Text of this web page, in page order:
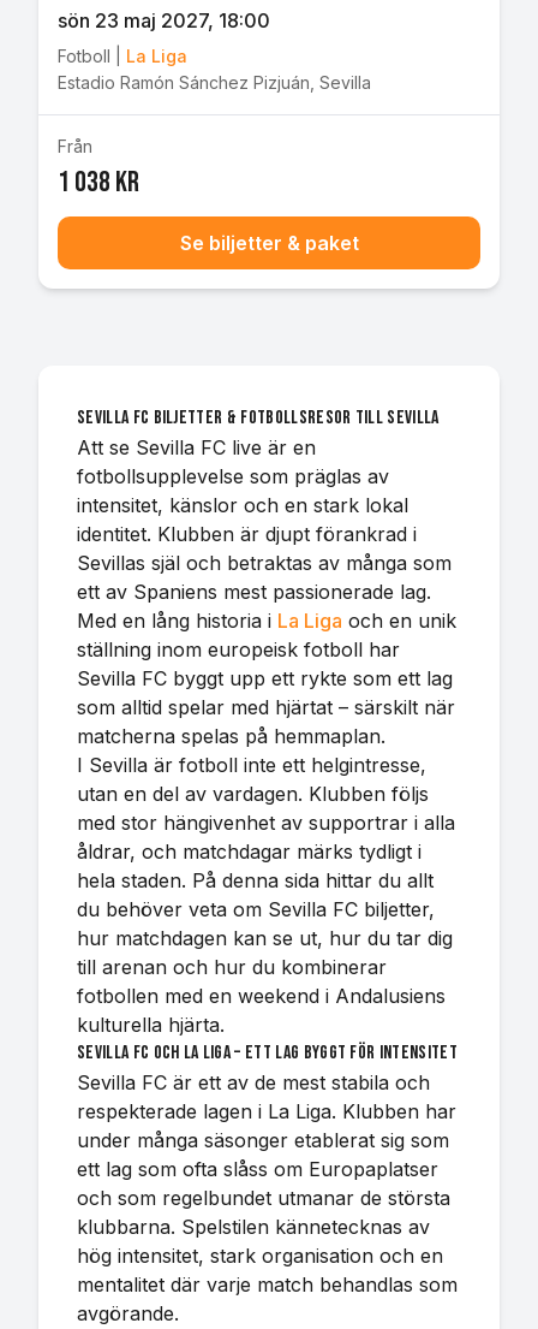
sön 23 maj 2027, 18:00
Fotboll
La Liga
Estadio Ramón Sánchez Pizjuán Sevilla
Från
1 038 kr
Se biljetter & paket
Sevilla FC biljetter & fotbollsresor till Sevilla
Att se Sevilla FC live är en
fotbollsupplevelse som präglas av
intensitet, känslor och en stark lokal
identitet. Klubben är djupt förankrad i
Sevillas själ och betraktas av många som
ett av Spaniens mest passionerade lag.
Med en lång historia i La Liga och en unik
ställning inom europeisk fotboll har
Sevilla FC byggt upp ett rykte som ett lag
som alltid spelar med hjärtat – särskilt när
matcherna spelas på hemmaplan.
I Sevilla är fotboll inte ett helgintresse,
utan en del av vardagen. Klubben följs
med stor hängivenhet av supportrar i alla
åldrar, och matchdagar märks tydligt i
hela staden. På denna sida hittar du allt
du behöver veta om Sevilla FC biljetter,
hur matchdagen kan se ut, hur du tar dig
till arenan och hur du kombinerar
fotbollen med en weekend i Andalusiens
kulturella hjärta.
Sevilla FC och La Liga – ett lag byggt för intensitet
Sevilla FC är ett av de mest stabila och
respekterade lagen i La Liga. Klubben har
under många säsonger etablerat sig som
ett lag som ofta slåss om Europaplatser
och som regelbundet utmanar de största
klubbarna. Spelstilen kännetecknas av
hög intensitet, stark organisation och en
mentalitet där varje match behandlas som
avgörande.